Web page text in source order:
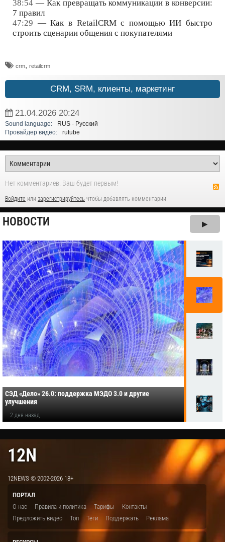
38:54 — Как превращать коммуникации в конверсии:
7 правил
47:29 — Как в RetailCRM с помощью ИИ быстро
строить сценарии общения с покупателями
crm, retailcrm
CRM, SRM, клиенты, маркетинг
21.04.2026 20:24
Sound language:
RUS - Русский
Провайдер видео:
rutube
Нет комментариев. Ваш будет первым!
Войдите или зарегистрируйтесь чтобы добавлять комментарии
НОВОСТИ ▶
СЭД «Дело» 26.0: поддержка МЭДО 3.0 и другие
улучшения
2 дня назад
12N
12NEWS © 2002-2026 18+
ПОРТАЛ
О нас
Правила и политика Тарифы
Контакты
Предложить видео
Топ Теги Поддержать Реклама